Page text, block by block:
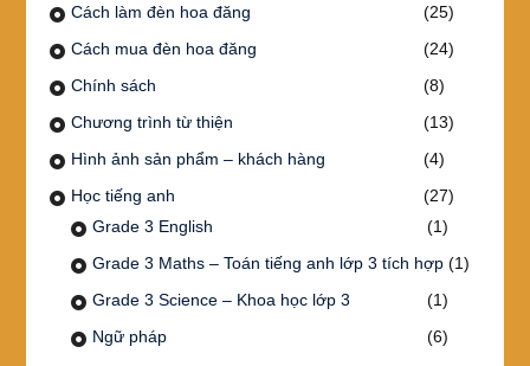
Cách làm đèn hoa đăng
(25)
Cách mua đèn hoa đăng
(24)
Chính sách
(8)
Chương trình từ thiện
(13)
Hình ảnh sản phẩm – khách hàng
(4)
Học tiếng anh
(27)
Grade 3 English
(1)
Grade 3 Maths – Toán tiếng anh lớp 3 tích hợp(1)
Grade 3 Science – Khoa học lớp 3
(1)
Ngữ pháp
(6)